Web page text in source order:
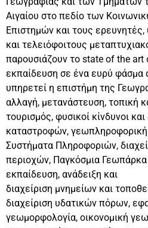
Αιγαίου στο πεδίο των
Επιστημών και τους
και τελειόφοιτους
παρουσιάζουν το state of the art
εκπαίδευση σε ένα ευρύ φάσμα
υπηρετεί η επιστήμη της
αλλαγή, μετανάστευση, τοπική
τουρισμός, φυσικοί κίνδυνοι
καταστροφών,
Συστήματα Πληροφοριών,
περιοχών, Παγκόσμια Γεωπάρκα
εκπαίδευση, ανάδειξη και
διαχείριση μνημείων και
διαχείριση υδατικών πόρων,
γεωμορφολογία, οικονομική